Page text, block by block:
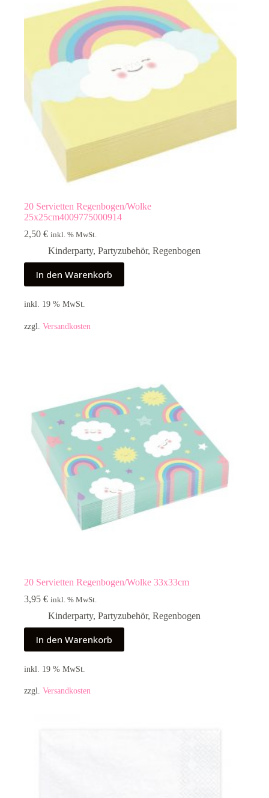
20 Servietten Regenbogen/Wolke
25x25cm4009775000914
2,50 € inkl. % MwSt.
Kinderparty, Partyzubehör, Regenbogen
In den Warenkorb
inkl. 19 % MwSt.
zzgl. Versandkosten
20 Servietten Regenbogen/Wolke 33x33cm
3,95 € inkl. % MwSt.
Kinderparty, Partyzubehör, Regenbogen
In den Warenkorb
inkl. 19 % MwSt.
zzgl. Versandkosten